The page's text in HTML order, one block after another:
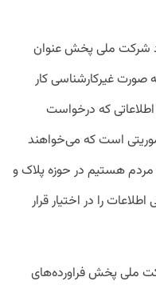
شرکت ملی پخش عنوان
غیرکارشناسی کار
که درخواست
است که می‌خواهند
مردم هستیم در حوزه پلاک و
را در اختیار قرار
ملی پخش فراورده‌های